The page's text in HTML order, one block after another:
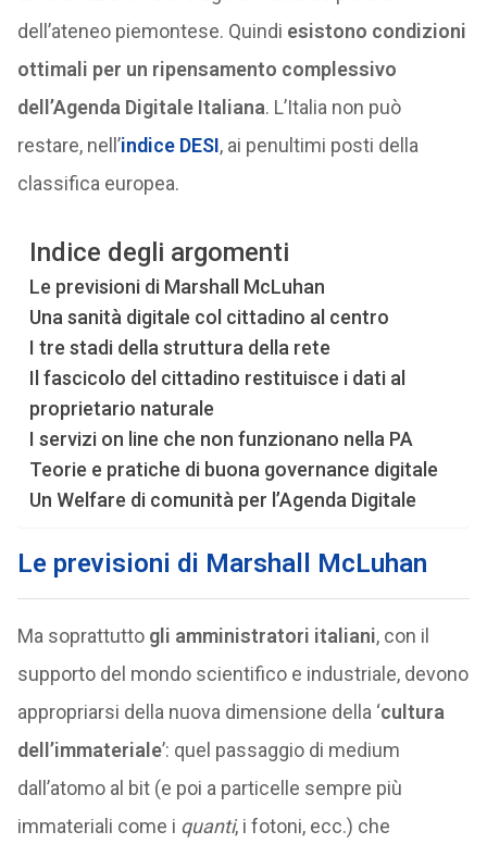
dell’ateneo piemontese. Quindi esistono condizioni
ottimali per un ripensamento complessivo
dell’Agenda Digitale Italiana. L’Italia non può
restare, nell’indice DESI, ai penultimi posti della
classifica europea.
Indice degli argomenti
Le previsioni di Marshall McLuhan
Una sanità digitale col cittadino al centro
I tre stadi della struttura della rete
Il fascicolo del cittadino restituisce i dati al
proprietario naturale
I servizi on line che non funzionano nella PA
Teorie e pratiche di buona governance digitale
Un Welfare di comunità per l’Agenda Digitale
Le previsioni di Marshall McLuhan
Ma soprattutto gli amministratori italiani, con il
supporto del mondo scientifico e industriale, devono
appropriarsi della nuova dimensione della ‘cultura
dell’immateriale’: quel passaggio di medium
dall’atomo al bit (e poi a particelle sempre più
immateriali come i quanti, i fotoni, ecc.) che